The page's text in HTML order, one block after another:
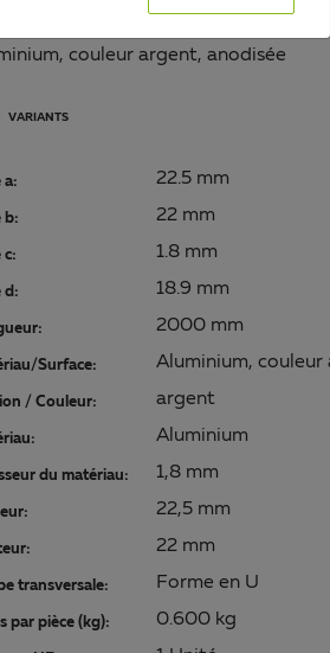
couleur argent, anodisée
VARIANTS
a: 22.5 mm
b: 22 mm
c: 1.8 mm
d: 18.9 mm
2000 mm
Surface: Aluminium, couleur
/ Couleur: argent
Aluminium
du matériau: 1,8 mm
22,5 mm
22 mm
transversale: Forme en U
par pièce (kg): 0.600 kg